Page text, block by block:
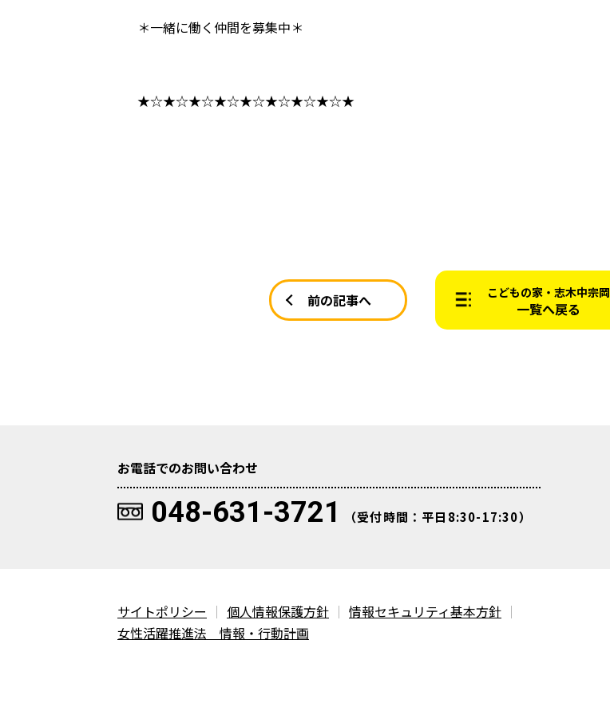
＊一緒に働く仲間を募集中＊
★☆★☆★☆★☆★☆★☆★☆★☆★
前の記事へ こどもの家・志木中宗岡
一覧へ戻る
お電話でのお問い合わせ
048-631-3721 （受付時間：平日8:30-17:30）
サイトポリシー 個人情報保護方針
情報セキュリティ基本方針
女性活躍推進法 情報・行動計画